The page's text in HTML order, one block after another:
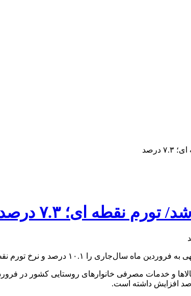
و نرخ تورم نقطه به نقطه را ۷.۳ درصد اعلام کرد.